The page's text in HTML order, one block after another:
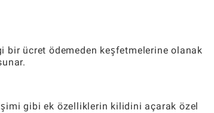
bir ücret ödemeden keşfetmelerine olanak
gibi ek özelliklerin kilidini açarak özel